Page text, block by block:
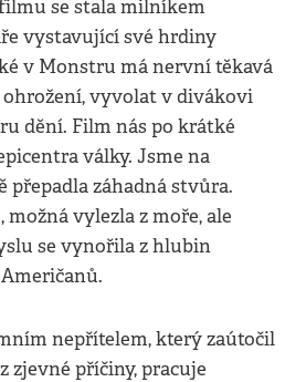
se stala milníkem
vystavující své hrdiny
v Monstru má nervní těkavá
vyvolat v divákovi
dění. Film nás po krátké
války. Jsme na
přepadla záhadná stvůra.
vylezla z moře, ale
se vynořila z hlubin
nepřítelem, který zaútočil
zjevné příčiny, pracuje